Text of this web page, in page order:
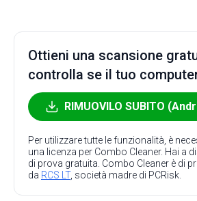
Ottieni una scansione
controlla se il tuo
RIMUOVILO SUBITO
Per utilizzare tutte le funzionalità, è
una licenza per Combo Cleaner. Hai a
di prova gratuita. Combo Cleaner è di
da RCS LT, società madre di PCRisk.